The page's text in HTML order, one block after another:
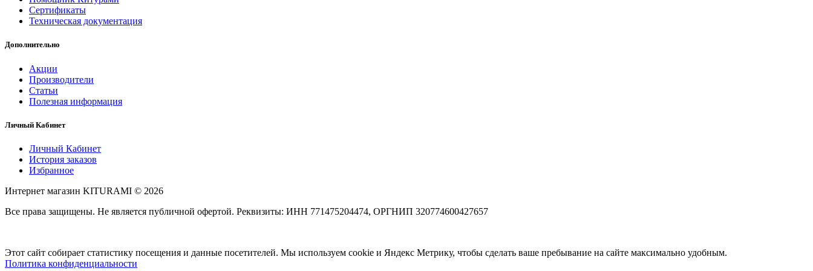
Сертификаты
Техническая документация
Дополнительно
Акции
Производители
Статьи
Полезная информация
Личный Кабинет
Личный Кабинет
История заказов
Избранное
Интернет магазин KITURAMI © 2026
Все права защищены. Не является публичной офертой. Реквизиты: ИНН 771475204474, ОРГНИП 320774600427657
Этот сайт собирает статистику посещения и данные посетителей. Мы используем cookie и Яндекс Метрику, чтобы сделать ваше пребывание на сайте максимально удобным.
Политика конфиденциальности